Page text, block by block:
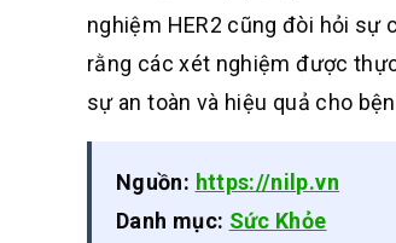
nghiệm HER2 cũng đòi hỏi sự
rằng các xét nghiệm được
sự an toàn và hiệu quả cho
Nguồn: https://nilp.vn
Danh mục: Sức Khỏe